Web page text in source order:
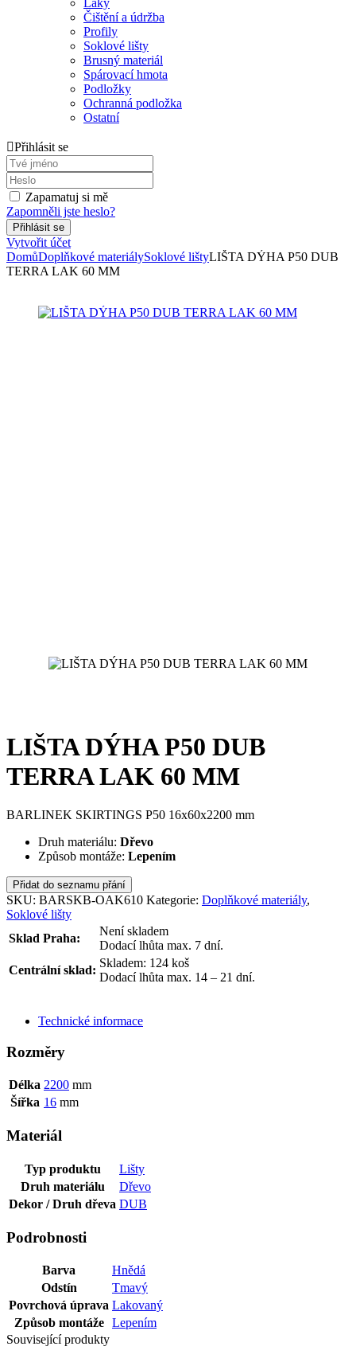
Laky
Čištění a údržba
Profily
Soklové lišty
Brusný materiál
Spárovací hmota
Podložky
Ochranná podložka
Ostatní
Přihlásit se
Zapamatuj si mě
Zapomněli jste heslo?
Vytvořit účet
DomůDoplňkové materiálySoklové lištyLIŠTA DÝHA P50 DUB
TERRA LAK 60 MM
LIŠTA DÝHA P50 DUB
TERRA LAK 60 MM
BARLINEK SKIRTINGS P50 16x60x2200 mm
Druh materiálu: Dřevo
Způsob montáže: Lepením
Přidat do seznamu přání
SKU: BARSKB-OAK610 Kategorie: Doplňkové materiály,
Soklové lišty
Sklad Praha:
Není skladem
Dodací lhůta max. 7 dní.
Centrální sklad:
Skladem: 124 koš
Dodací lhůta max. 14 – 21 dní.
Technické informace
Rozměry
Délka 2200 mm
Šířka 16 mm
Materiál
Typ produktu
Lišty
Druh materiálu
Dřevo
Dekor / Druh dřeva DUB
Podrobnosti
Barva
Hnědá
Odstín
Tmavý
Povrchová úprava Lakovaný
Způsob montáže
Lepením
Související produkty